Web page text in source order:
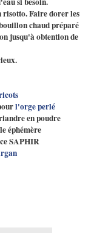
risotto. Faire dorer les
chaud préparé
jusqu'à obtention de
l'orge perlé
en poudre
éphémère
SAPHIR